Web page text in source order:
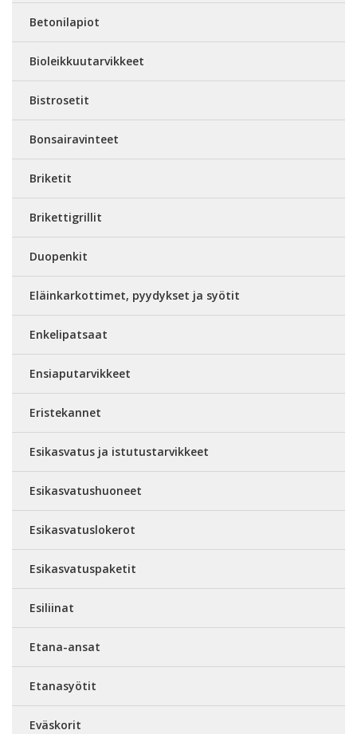
Betonilapiot
Bioleikkuutarvikkeet
Bistrosetit
Bonsairavinteet
Briketit
Brikettigrillit
Duopenkit
Eläinkarkottimet, pyydykset ja syötit
Enkelipatsaat
Ensiaputarvikkeet
Eristekannet
Esikasvatus ja istutustarvikkeet
Esikasvatushuoneet
Esikasvatuslokerot
Esikasvatuspaketit
Esiliinat
Etana-ansat
Etanasyötit
Eväskorit